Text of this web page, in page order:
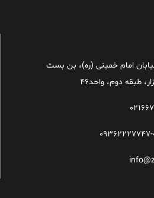
امام خمینی (ره)، بن بست
طبقه دوم، واحد46